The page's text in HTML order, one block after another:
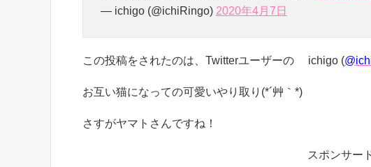
— ichigo (@ichiRingo) 2020年4月7日
この投稿をされたのは、Twitterユーザーの ichigo (
お互い猫になっての可愛いやり取り(*´艸｀*)
さすがヤマトさんですね！
スポンサー